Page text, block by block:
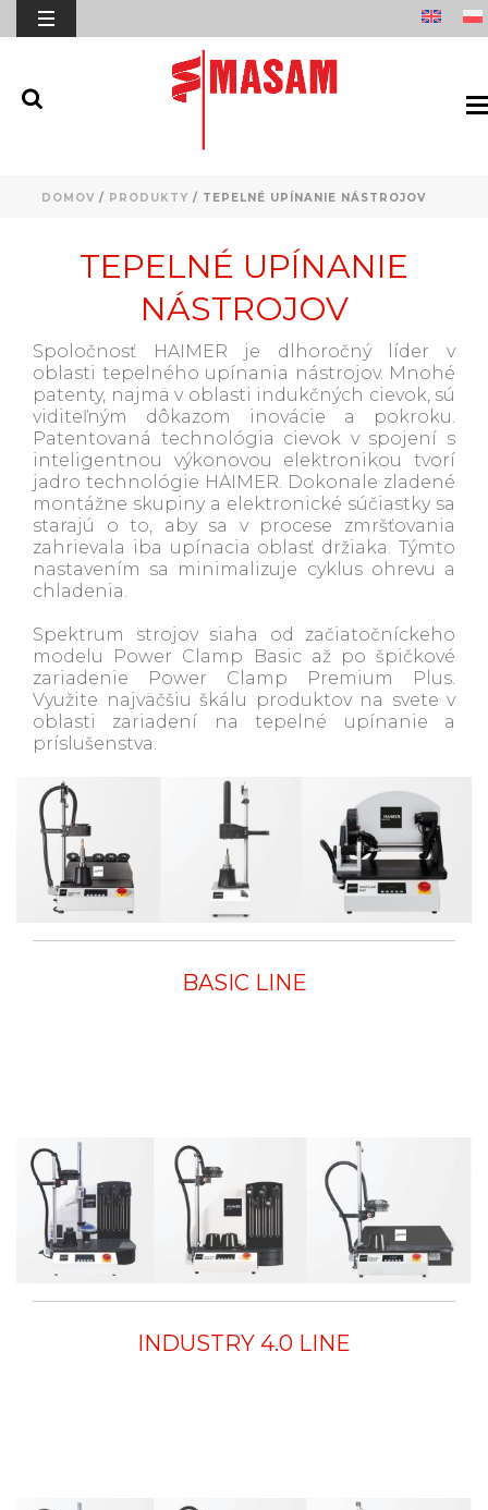
DOMOV/ PRODUKTY / TEPELNÉ UPÍNANIE NÁSTROJOV
TEPELNÉ UPÍNANIE
NÁSTROJOV
Spoločnosť HAIMER je dlhoročný líder v
oblasti tepelného upínania nástrojov. Mnohé
patenty, najmä v oblasti indukčných cievok, sú
viditeľným dôkazom inovácie a pokroku.
Patentovaná technológia cievok v spojení s
inteligentnou výkonovou elektronikou tvorí
jadro technológie HAIMER. Dokonale zladené
montážne skupiny a elektronické súčiastky sa
starajú o to, aby sa v procese zmršťovania
zahrievala iba upínacia oblasť držiaka. Týmto
nastavením sa minimalizuje cyklus ohrevu a
chladenia.
Spektrum strojov siaha od začiatočníckeho
modelu Power Clamp Basic až po špičkové
zariadenie Power Clamp Premium Plus.
Využite najväčšiu škálu produktov na svete v
oblasti zariadení na tepelné upínanie a
príslušenstva.
BASIC LINE
INDUSTRY 4.0 LINE